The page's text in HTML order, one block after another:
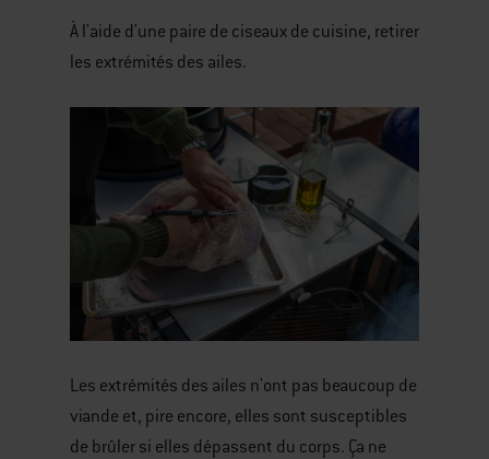
À l'aide d'une paire de ciseaux de cuisine, retirer
les extrémités des ailes.
Les extrémités des ailes n'ont pas beaucoup de
viande et, pire encore, elles sont susceptibles
de brûler si elles dépassent du corps. Ça ne